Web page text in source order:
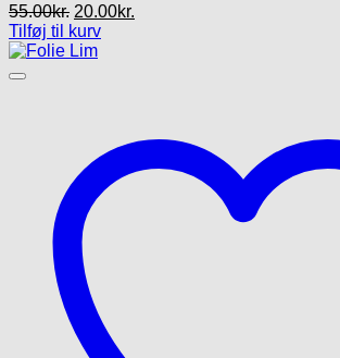
55.00kr. Den
oprindelige
pris
20.00kr.
Tilføj til kurv